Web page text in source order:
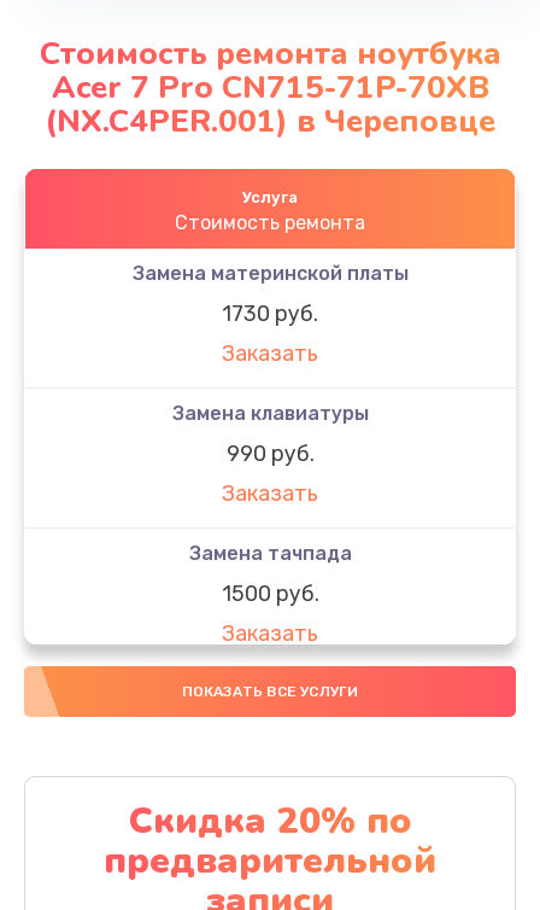
Стоимость ремонта ноутбука
Acer 7 Pro CN715-71P-70XB
(NX.C4PER.001) в Череповце
Услуга
Стоимость ремонта
Замена материнской платы
1730 руб.
Заказать
Замена клавиатуры
990 руб.
Заказать
Замена тачпада
1500 руб.
Заказать
Замена южного моста
Заказать
Чистка от пыли
1060 руб.
ПОКАЗАТЬ ВСЕ УСЛУГИ
Скидка 20% по
предварительной